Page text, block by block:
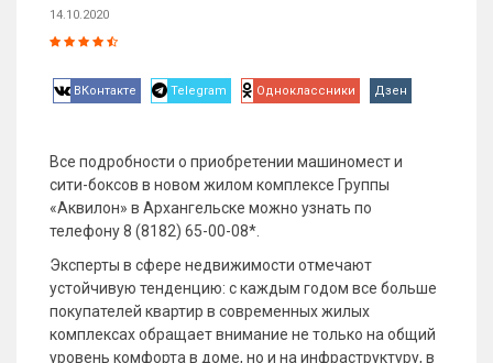
14.10.2020
ВКонтакте Telegram Одноклассники Дзен
Все подробности о приобретении машиномест и
сити-боксов в новом жилом комплексе Группы
«Аквилон» в Архангельске можно узнать по
телефону 8 (8182) 65-00-08*.
Эксперты в сфере недвижимости отмечают
устойчивую тенденцию: с каждым годом все больше
покупателей квартир в современных жилых
комплексах обращает внимание не только на общий
уровень комфорта в доме, но и на инфраструктуру, в